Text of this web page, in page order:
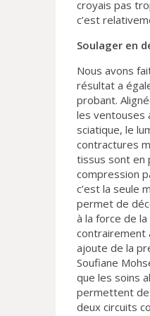
croyais pas
c’est
Soulager en
Nous avons
résultat a
probant.
les ventouses
sciatique, le
contractures
tissus sont en
compression
c’est la seule
permet de
à la force de
contrairement
ajoute de la
Soufiane
que les soins
permettent
deux circuits